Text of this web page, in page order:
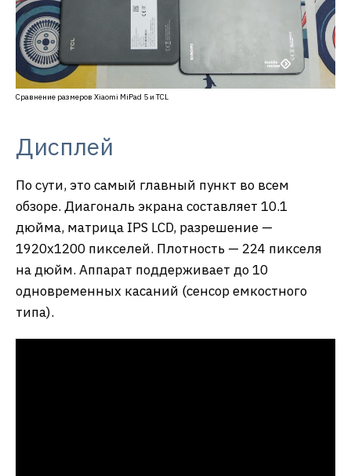
Сравнение размеров Xiaomi MiPad 5 и TCL
Дисплей
По сути, это самый главный пункт во всем
обзоре. Диагональ экрана составляет 10.1
дюйма, матрица IPS LCD, разрешение —
1920х1200 пикселей. Плотность — 224 пикселя
на дюйм. Аппарат поддерживает до 10
одновременных касаний (сенсор емкостного
типа).